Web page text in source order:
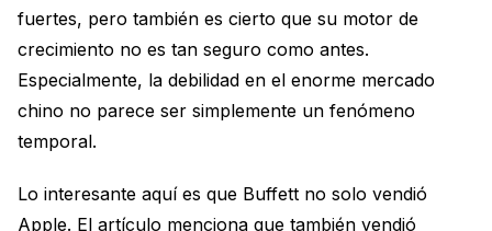
fuertes, pero también es cierto que su motor de
crecimiento no es tan seguro como antes.
Especialmente, la debilidad en el enorme mercado
chino no parece ser simplemente un fenómeno
temporal.
Lo interesante aquí es que Buffett no solo vendió
Apple. El artículo menciona que también vendió